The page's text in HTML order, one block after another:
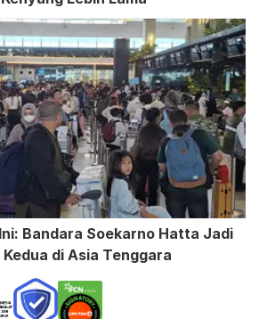
Bandara Soekarno Hatta Jadi
di Asia Tenggara